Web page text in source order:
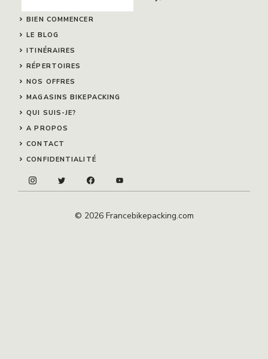
BIEN COMMENCER
LE BLOG
ITINÉRAIRES
RÉPERTOIRES
NOS OFFRES
MAGASINS BIKEPACKING
QUI SUIS-JE?
A PROPOS
CONTACT
CONFIDENTIALITÉ
© 2026 Francebikepacking.com